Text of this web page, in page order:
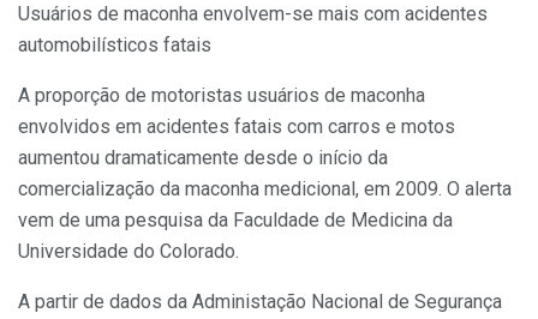
Usuários de maconha envolvem-se mais com acidentes
automobilísticos fatais
A proporção de motoristas usuários de maconha
envolvidos em acidentes fatais com carros e motos
aumentou dramaticamente desde o início da
comercialização da maconha medicional, em 2009. O alerta
vem de uma pesquisa da Faculdade de Medicina da
Universidade do Colorado.
A partir de dados da Administação Nacional de Segurança